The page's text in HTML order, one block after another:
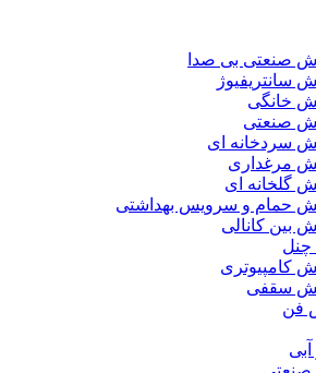
صنعتی بی صدا
سانتریفیوژ
خانگی
صنعتی
سردخانه ای
مرغداری
گلخانه ای
حمام و سرویس بهداشتی
بین کانالی
چنل
کامپیوتری
سقفی
فن